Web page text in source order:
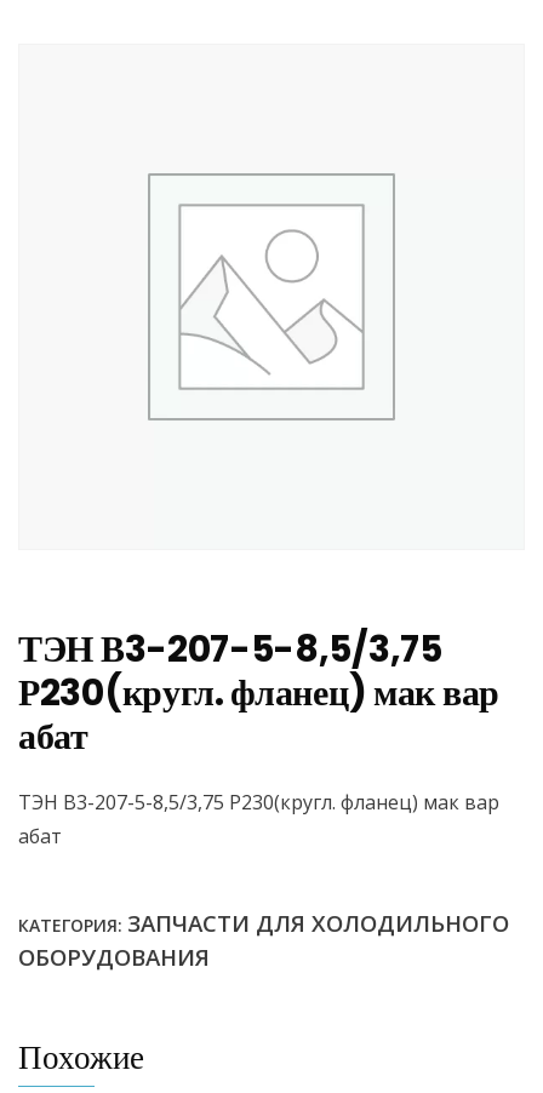
ТЭН В3-207-5-8,5/3,75
Р230(кругл. фланец) мак вар
абат
ТЭН В3-207-5-8,5/3,75 Р230(кругл. фланец) мак вар
абат
КАТЕГОРИЯ: ЗАПЧАСТИ ДЛЯ ХОЛОДИЛЬНОГО
ОБОРУДОВАНИЯ
Похожие